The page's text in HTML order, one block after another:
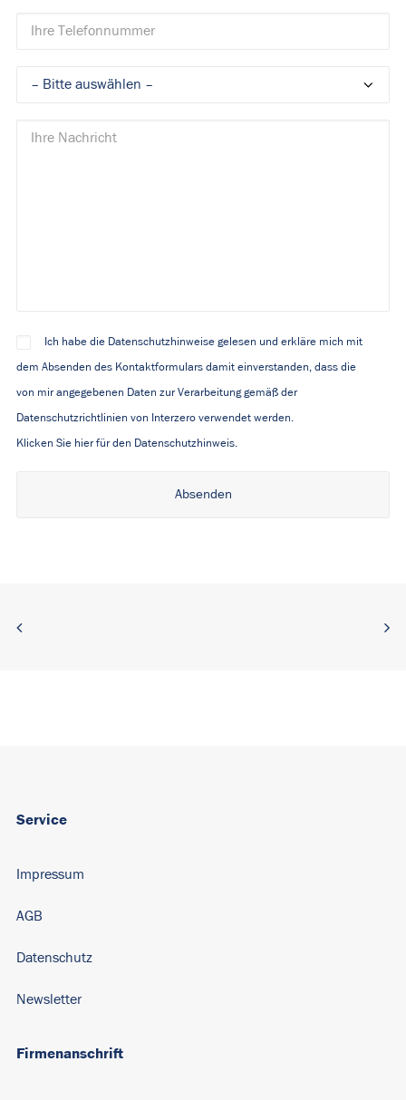
Ich habe die Datenschutzhinweise gelesen und erkläre mich mit
dem Absenden des Kontaktformulars damit einverstanden, dass die
von mir angegebenen Daten zur Verarbeitung gemäß der
Datenschutzrichtlinien von Interzero verwendet werden.
Klicken Sie hier für den Datenschutzhinweis.
Firmenanschrift
Service
Impressum
AGB
Datenschutz
Newsletter